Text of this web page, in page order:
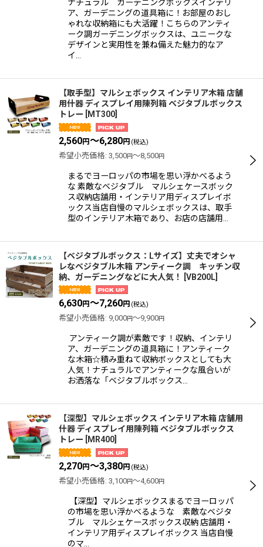
ナチュラル ガーデニングボックスインテリ
ア、ガーデニングの道具箱に！お部屋のおし
ゃれな収納箱にも大活躍！こちらのアンティ
ーク調ガーデニングボックスは、ユニークな
デザインと実用性を兼ね備えた魅力的なア
イ…
【取手型】マルシェボックス インテリア木箱 店舗
用什器 ディスプレイ用陳列箱 ベジタブルボックス
トレー
MT300
2,560円～6,280円 (税込)
希望小売価格: 3,500円～8,500円
まるでヨーロッパの市場を思い浮かべるよう
な 素敵なベジタブル マルシェケースボック
ス収納店舗用・インテリア用ディスプレイボ
ックス当店自慢のマルシェボックスは、取手
型のインテリア木箱であり、お店の店舗用…
【ベジタブルボックス：Lサイズ】丈夫でオシャ
レなベジタブル木箱 アンティーク調 キッチン収
納、ガーデニングなどに大人気！
[VB200L]
6,630円～7,260円 (税込)
希望小売価格: 9,000円～9,900円
アンティーク調が素敵です！収納、インテリ
ア、ガーデニングの道具箱に！アンティーク
な木箱☆積み重ねて収納ボックスとしても大
人気！ナチュラルでアンティークな風合いが
お洒落な「ベジタブルボックス…
【深型】マルシェボックス インテリア木箱 店舗用
什器 ディスプレイ用陳列箱 ベジタブルボックス
トレー
MR400
2,270円～3,380円 (税込)
希望小売価格: 3,100円～4,600円
【深型】マルシェボックスまるでヨーロッパ
の市場を思い浮かべるような 素敵なベジタ
ブル マルシェケースボックス収納 店舗用・
インテリア用ディスプレイボックス 当店自慢
のマ…